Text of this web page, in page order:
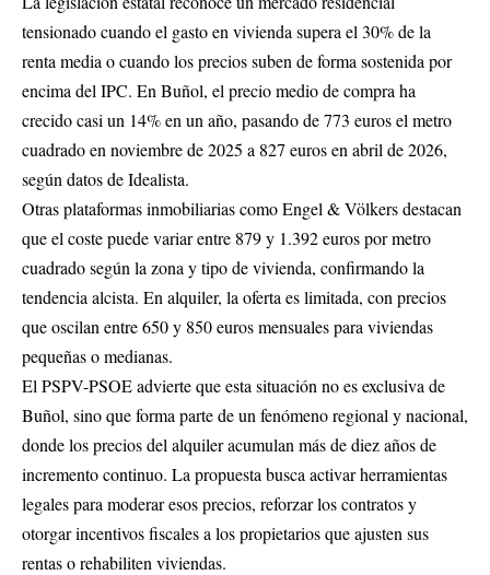
tensionado cuando el gasto en vivienda supera el 30% de la
renta media o cuando los precios suben de forma sostenida por
encima del IPC. En Buñol, el precio medio de compra ha
crecido casi un 14% en un año, pasando de 773 euros el metro
cuadrado en noviembre de 2025 a 827 euros en abril de 2026,
según datos de Idealista.
Otras plataformas inmobiliarias como Engel & Völkers destacan
que el coste puede variar entre 879 y 1.392 euros por metro
cuadrado según la zona y tipo de vivienda, confirmando la
tendencia alcista. En alquiler, la oferta es limitada, con precios
que oscilan entre 650 y 850 euros mensuales para viviendas
pequeñas o medianas.
El PSPV-PSOE advierte que esta situación no es exclusiva de
Buñol, sino que forma parte de un fenómeno regional y nacional,
donde los precios del alquiler acumulan más de diez años de
incremento continuo. La propuesta busca activar herramientas
legales para moderar esos precios, reforzar los contratos y
otorgar incentivos fiscales a los propietarios que ajusten sus
rentas o rehabiliten viviendas.